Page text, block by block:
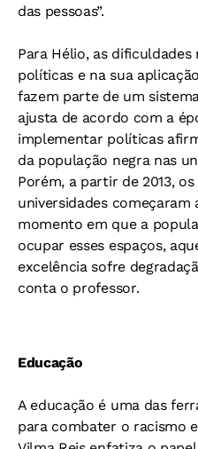
das pessoas”.
Para Hélio, as
políticas e na sua
fazem parte de um
ajusta de acordo com a
implementar políticas
da população negra nas
Porém, a partir de 2013,
universidades começaram
momento em que a
ocupar esses espaços,
excelência sofre
conta o professor.
Educação
A educação é uma das
para combater o racismo